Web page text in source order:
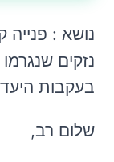
נושא : פנייה
נזקים
בעקבות
שלום רב,